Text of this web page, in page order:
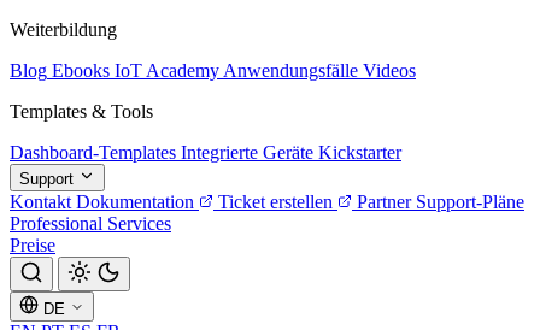
Weiterbildung
Blog Ebooks IoT Academy Anwendungsfälle Videos
Templates & Tools
Dashboard-Templates Integrierte Geräte Kickstarter
Support
Kontakt Dokumentation Ticket erstellen Partner Support-Pläne
Professional Services
Preise
DE